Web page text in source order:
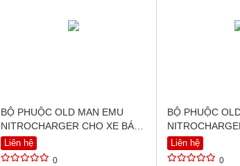
BỘ PHUỘC OLD MAN EMU
NITROCHARGER CHO XE BÁN
TẢI TOYOTA FORTUNER
TRƯỚC 2015
Liên hệ
0
BỘ PHUỘC
TẢI TOYOTA
(2015+)
Liên hệ
0